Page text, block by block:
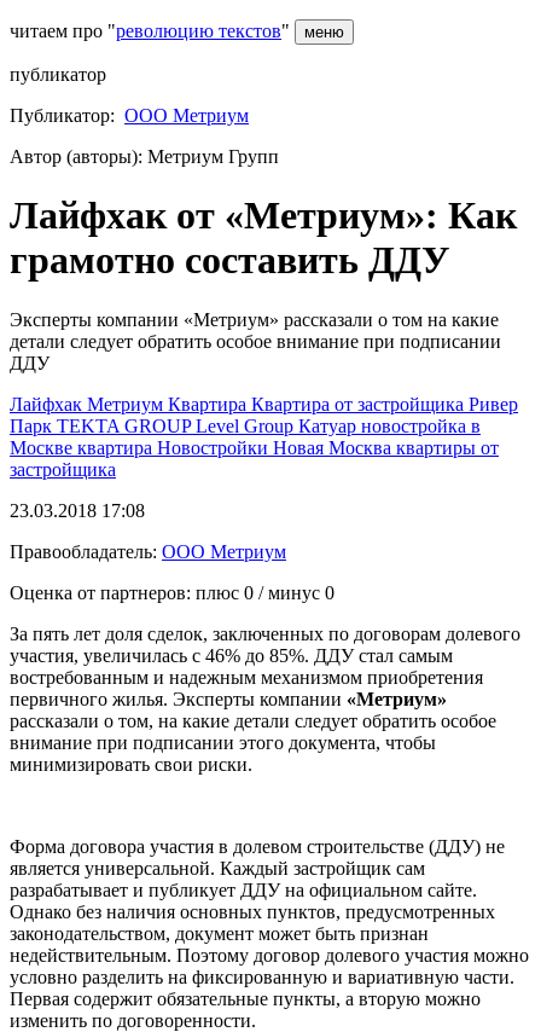
читаем про "революцию текстов" меню
публикатор
Публикатор: ООО Метриум
Автор (авторы): Метриум Групп
Лайфхак от «Метриум»: Как
грамотно составить ДДУ
Эксперты компании «Метриум» рассказали о том на какие
детали следует обратить особое внимание при подписании
ДДУ
Лайфхак Метриум Квартира Квартира от застройщика Ривер
Парк TEKTA GROUPLevel Group Катуар новостройка в
Москве квартира Новостройки Новая Москва квартиры от
застройщика
23.03.2018 17:08
Правообладатель: ООО Метриум
Оценка от партнеров: плюс 0 / минус 0
За пять лет доля сделок, заключенных по договорам долевого
участия, увеличилась с 46% до 85%. ДДУ стал самым
востребованным и надежным механизмом приобретения
первичного жилья. Эксперты компании «Метриум»
рассказали о том, на какие детали следует обратить особое
внимание при подписании этого документа, чтобы
минимизировать свои риски.
Форма договора участия в долевом строительстве (ДДУ) не
является универсальной. Каждый застройщик сам
разрабатывает и публикует ДДУ на официальном сайте.
Однако без наличия основных пунктов, предусмотренных
законодательством, документ может быть признан
недействительным. Поэтому договор долевого участия можно
условно разделить на фиксированную и вариативную части.
Первая содержит обязательные пункты, а вторую можно
изменить по договоренности.